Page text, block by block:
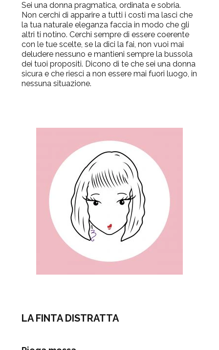
Sei una donna pragmatica, ordinata e sobria.
Non cerchi di apparire a tutti i costi ma lasci che
la tua naturale eleganza faccia in modo che gli
altri ti notino. Cerchi sempre di essere coerente
con le tue scelte, se la dici la fai, non vuoi mai
deludere nessuno e mantieni sempre la bussola
dei tuoi propositi. Dicono di te che sei una donna
sicura e che riesci a non essere mai fuori luogo, in
nessuna situazione.
LA FINTA DISTRATTA